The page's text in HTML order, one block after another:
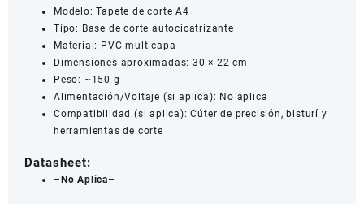
Modelo: Tapete de corte A4
Tipo: Base de corte autocicatrizante
Material: PVC multicapa
Dimensiones aproximadas: 30 × 22 cm
Peso: ~150 g
Alimentación/Voltaje (si aplica): No aplica
Compatibilidad (si aplica): Cúter de precisión, bisturí y
herramientas de corte
Datasheet:
–No Aplica–